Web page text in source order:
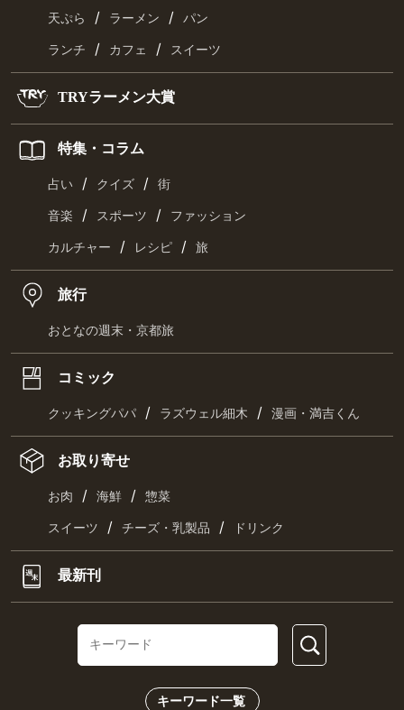
天ぷら / ラーメン / パン
ランチ / カフェ / スイーツ
TRYラーメン大賞
特集・コラム
占い / クイズ / 街
音楽 / スポーツ / ファッション
カルチャー / レシピ / 旅
旅行
おとなの週末・京都旅
コミック
クッキングパパ / ラズウェル細木 / 漫画・満吉くん
お取り寄せ
お肉 / 海鮮 / 惣菜
スイーツ / チーズ・乳製品 / ドリンク
最新刊
キーワード一覧